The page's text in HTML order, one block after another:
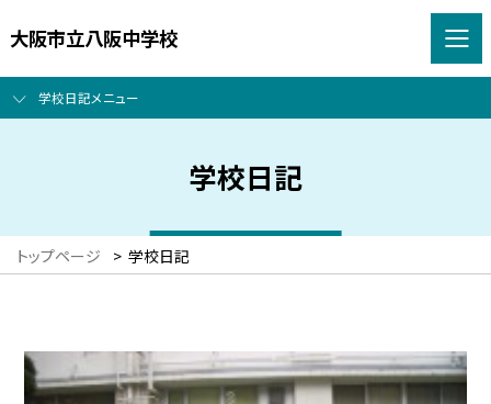
大阪市立八阪中学校
学校日記メニュー
学校日記
トップページ > 学校日記